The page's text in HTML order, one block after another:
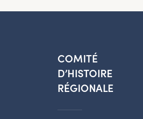
COMITÉ
D’HISTOIRE
RÉGIONALE